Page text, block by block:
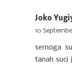
Joko
10
semoga
tanah suci